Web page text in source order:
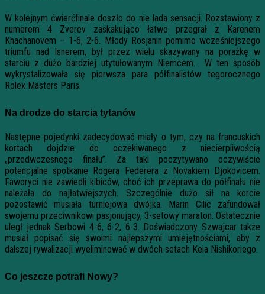
W kolejnym ćwierćfinale doszło do nie lada sensacji. Rozstawiony z
numerem 4 Zverev zaskakująco łatwo przegrał z Karenem
Khachanovem – 1-6, 2-6. Młody Rosjanin pomimo wcześniejszego
triumfu nad Isnerem, był przez wielu skazywany na porażkę w
starciu z dużo bardziej utytułowanym Niemcem. W ten sposób
wykrystalizowała się pierwsza para półfinalistów tegorocznego
Rolex Masters Paris.
Na drodze do starcia tytanów
Następne pojedynki zadecydować miały o tym, czy na francuskich
kortach dojdzie do oczekiwanego z niecierpliwością
„przedwczesnego finału”. Za taki poczytywano oczywiście
potencjalne spotkanie Rogera Federera z Novakiem Djokovicem.
Faworyci nie zawiedli kibiców, choć ich przeprawa do półfinału nie
należała do najłatwiejszych. Szczególnie dużo sił na korcie
pozostawić musiała turniejowa dwójka. Marin Cilic zafundował
swojemu przeciwnikowi pasjonujący, 3-setowy maraton. Ostatecznie
uległ jednak Serbowi 4-6, 6-2, 6-3. Doświadczony Szwajcar także
musiał popisać się swoimi najlepszymi umiejętnościami, aby z
dalszej rywalizacji wyeliminować w dwóch setach Keia Nishikoriego.
Co jeszcze potrafi Nowy?